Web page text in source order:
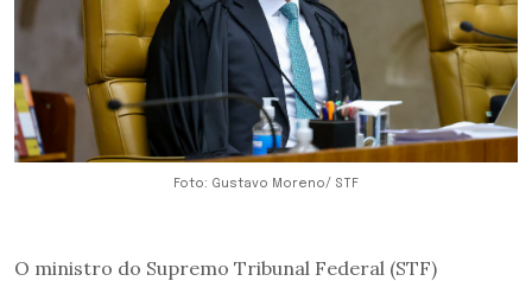
Foto: Gustavo Moreno/ STF
O ministro do Supremo Tribunal Federal (STF)